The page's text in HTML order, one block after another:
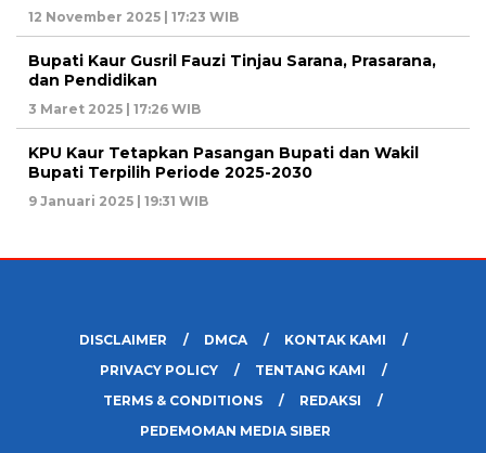
12 November 2025 | 17:23 WIB
Bupati Kaur Gusril Fauzi Tinjau Sarana, Prasarana,
dan Pendidikan
3 Maret 2025 | 17:26 WIB
KPU Kaur Tetapkan Pasangan Bupati dan Wakil
Bupati Terpilih Periode 2025-2030
9 Januari 2025 | 19:31 WIB
DISCLAIMER DMCA
KONTAK KAMI
PRIVACY POLICY
TENTANG KAMI
TERMS & CONDITIONS
REDAKSI
PEDEMOMAN MEDIA SIBER